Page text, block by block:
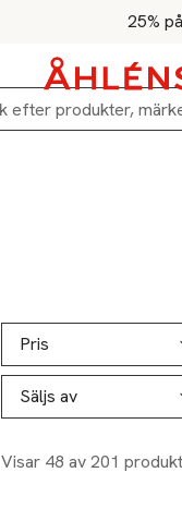
25%
Hoppa till produktsidan
Pris
Säljs av
Visar 48 av 201
Lista över produkter